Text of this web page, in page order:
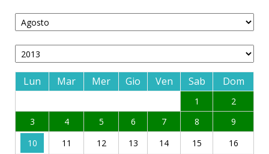
Lun Mar Mer Gio Ven Sab Dom
1
2
3
4 5 6 7 8
9
10
11 12 13 14 15
16